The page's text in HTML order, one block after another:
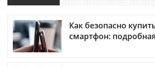
Как безопасно
смартфон: